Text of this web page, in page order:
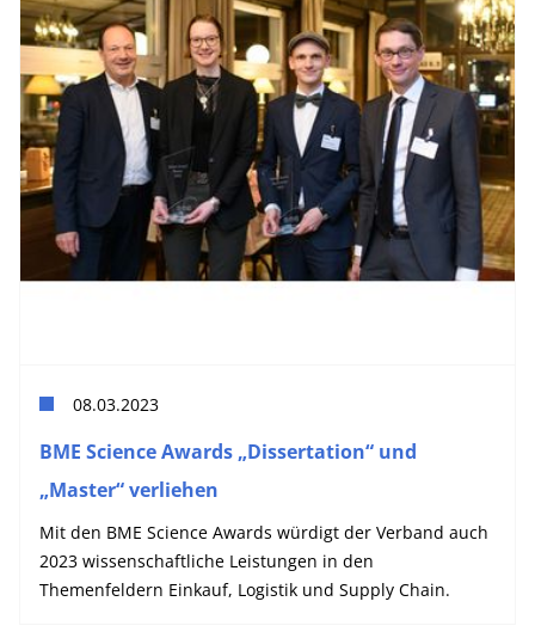
08.03.2023
BME Science Awards „Dissertation“ und
„Master“ verliehen
Mit den BME Science Awards würdigt der Verband auch
2023 wissenschaftliche Leistungen in den
Themenfeldern Einkauf, Logistik und Supply Chain.